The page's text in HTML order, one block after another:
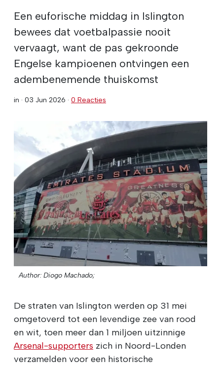
Een euforische middag in Islington
bewees dat voetbalpassie nooit
vervaagt, want de pas gekroonde
Engelse kampioenen ontvingen een
adembenemende thuiskomst
in · 03 Jun 2026 · 0 Reacties
Author: Diogo Machado;
De straten van Islington werden op 31 mei
omgetoverd tot een levendige zee van rood
en wit, toen meer dan 1 miljoen uitzinnige
Arsenal-supporters zich in Noord-Londen
verzamelden voor een historische